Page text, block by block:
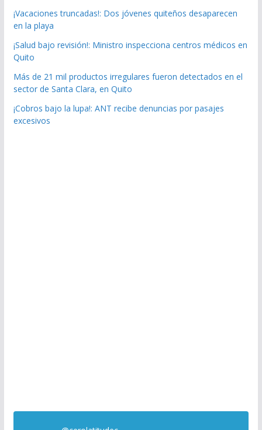
¡Vacaciones truncadas!: Dos jóvenes quiteños desaparecen
en la playa
¡Salud bajo revisión!: Ministro inspecciona centros médicos en
Quito
Más de 21 mil productos irregulares fueron detectados en el
sector de Santa Clara, en Quito
¡Cobros bajo la lupa!: ANT recibe denuncias por pasajes
excesivos